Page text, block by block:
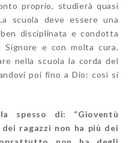
proprio, studierà quasi
scuola deve essere una
disciplinata e condotta
e con molta cura.
nella scuola la corda del
poi fino a Dio: così si
spesso di: “Gioventù
ragazzi non ha più dei